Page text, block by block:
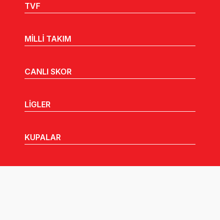
TVF
MİLLİ TAKIM
CANLI SKOR
LİGLER
KUPALAR